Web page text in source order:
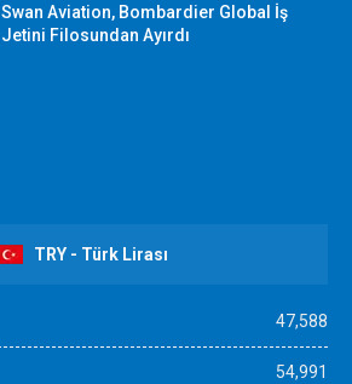
Swan Aviation, Bombardier Global İş
Jetini Filosundan Ayırdı
TRY - Türk Lirası
47,588
54,991